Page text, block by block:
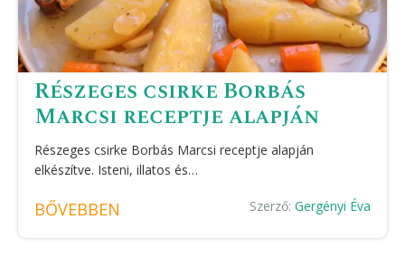
Részeges csirke Borbás
Marcsi receptje alapján
Részeges csirke Borbás Marcsi receptje alapján
elkészítve. Isteni, illatos és…
BŐVEBBEN Szerző: Gergényi Éva